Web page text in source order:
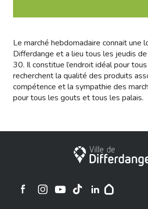
Le marché hebdomadaire connait une
Differdange et a lieu tous les jeudis
30. Il constitue l’endroit idéal pour
recherchent la qualité des produits
compétence et la sympathie des
pour tous les gouts et tous les palais.
City of Differdange
Ville de Differdange sur Instagram